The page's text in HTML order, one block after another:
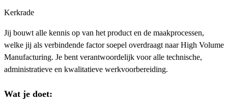
Kerkrade
Jij bouwt alle kennis op van het product en de maakprocessen,
welke jij als verbindende factor soepel overdraagt naar High Volume
Manufacturing. Je bent verantwoordelijk voor alle technische,
administratieve en kwalitatieve werkvoorbereiding.
Wat je doet: